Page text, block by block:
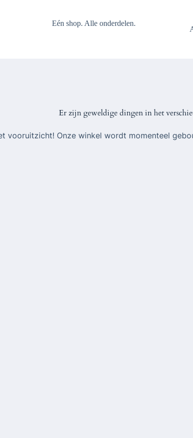
Eén shop. Alle onderdelen.
Er zijn geweldige dingen in het
vooruitzicht! Onze winkel wordt momenteel